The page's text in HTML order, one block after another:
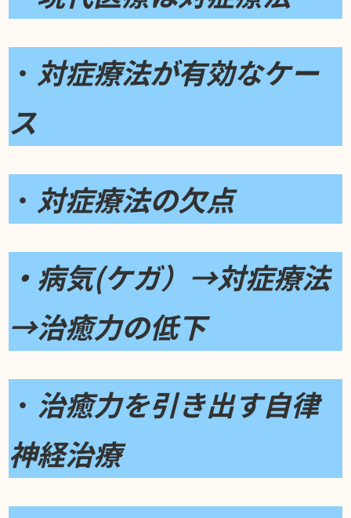
・ 対症療法が有効なケー
ス
・ 対症療法の欠点
・病気(ケガ）→対症療法
→治癒力の低下
・ 治癒力を引き出す自律
神経治療